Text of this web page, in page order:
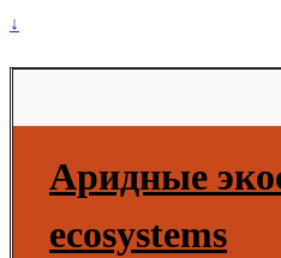
↓
Аридные
ecosystems